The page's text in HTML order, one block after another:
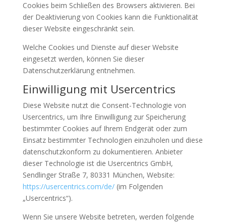
Cookies beim Schließen des Browsers aktivieren. Bei
der Deaktivierung von Cookies kann die Funktionalität
dieser Website eingeschränkt sein.
Welche Cookies und Dienste auf dieser Website
eingesetzt werden, können Sie dieser
Datenschutzerklärung entnehmen.
Einwilligung mit Usercentrics
Diese Website nutzt die Consent-Technologie von
Usercentrics, um Ihre Einwilligung zur Speicherung
bestimmter Cookies auf Ihrem Endgerät oder zum
Einsatz bestimmter Technologien einzuholen und diese
datenschutzkonform zu dokumentieren. Anbieter
dieser Technologie ist die Usercentrics GmbH,
Sendlinger Straße 7, 80331 München, Website:
https://usercentrics.com/de/(im Folgenden
„Usercentrics“).
Wenn Sie unsere Website betreten, werden folgende